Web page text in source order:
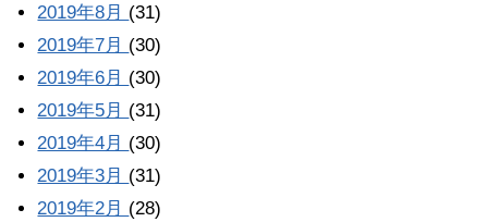
2019年8月 (31)
2019年7月 (30)
2019年6月 (30)
2019年5月 (31)
2019年4月 (30)
2019年3月 (31)
2019年2月 (28)